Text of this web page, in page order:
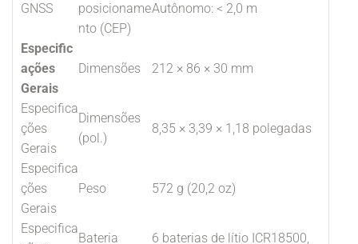
GNSS
posicioname
nto (CEP)
Autônomo: < 2,0 m
Especific
ações
Gerais
Dimensões 212 × 86 × 30 mm
Especifica
ções
Gerais
Dimensões
(pol.)
8,35 × 3,39 × 1,18 polegadas
Especifica
ções
Gerais
Peso 572 g (20,2 oz)
Especifica
Bateria
6 baterias de lítio ICR18500,